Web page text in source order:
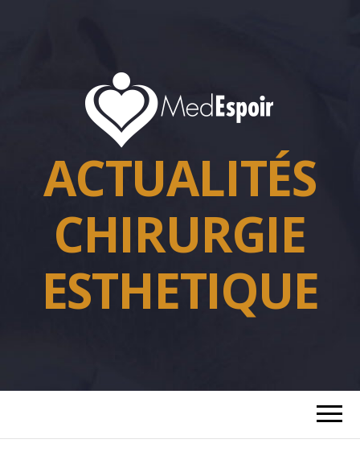
ACTUALITÉS
CHIRURGIE
ESTHETIQUE